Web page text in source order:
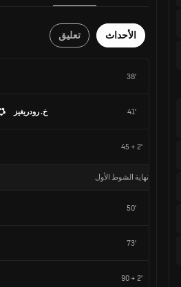
الأحداث تعليق
38'
41' خ. رودريغيز
45 + 2'
نهاية الشوط الأول
50'
73'
90 + 2'